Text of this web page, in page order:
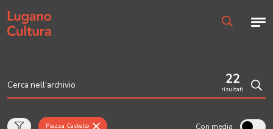
Home page
22
risultati
Piazza Castello Con media